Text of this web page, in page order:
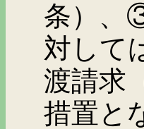
条）、
対して
渡請求
措置と